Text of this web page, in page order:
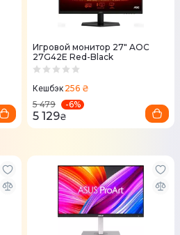
Игровой монитор 27" AOC
27G42E Red-Black
Кешбэк 256 ₴
5 479
-6%
5 129₴